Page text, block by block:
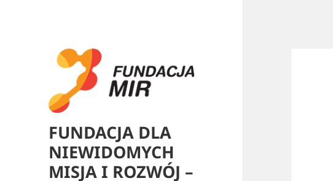
FUNDACJA DLA
NIEWIDOMYCH
MISJA I ROZWÓJ –